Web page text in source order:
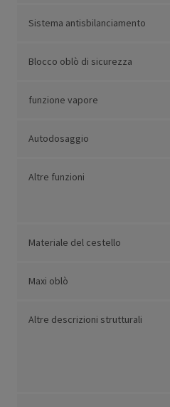
Sistema antisbilanciamento
Blocco oblò di sicurezza
funzione vapore
Autodosaggio
Altre funzioni
Materiale del cestello
Maxi oblò
Altre descrizioni strutturali